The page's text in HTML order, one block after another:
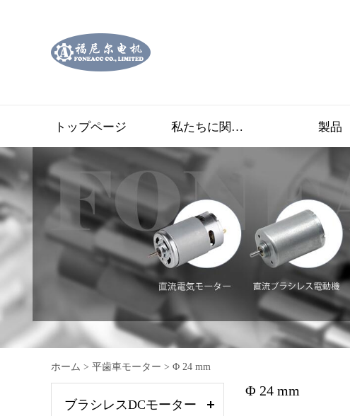
トップページ 私たちに関しては 製品
ホーム > 平歯車モーター > Φ 24 mm
ブラシレスDCモーター
Φ 24 mm